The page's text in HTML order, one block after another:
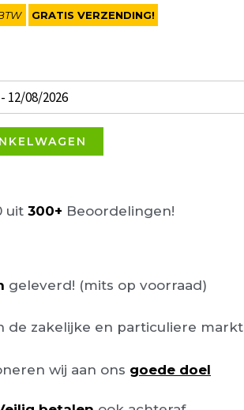
GRATIS VERZENDING!
12/08/2026
uit 300+ Beoordelingen!
geleverd! (mits op voorraad)
de zakelijke en particuliere markt
wij aan ons goede doel